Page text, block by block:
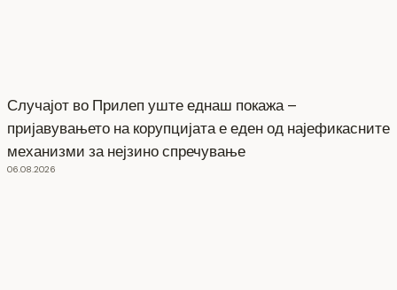
Случајот во Прилеп уште еднаш покажа –
пријавувањето на корупцијата е еден од најефикасните
механизми за нејзино спречување
06.08.2026